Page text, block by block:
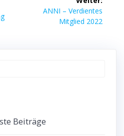
Nächster
Beitrag:
ANNI – Verdientes
Mitglied 2022
Beiträge